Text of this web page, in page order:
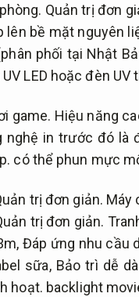
Quản trị đơn
lên bề mặt nguyên
phối tại Nhật
LED hoặc đèn UV
game. Hiệu năng
nghệ in trước đó là
có thể phun mực
trị đơn giản. Máy
trị đơn giản.
Đáp ứng nhu cầu
sữa, Bảo trì dễ
hoạt. backlight